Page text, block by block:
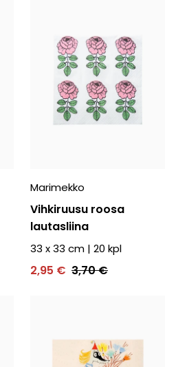
Marimekko
Vihkiruusu roosa
lautasliina
33 x 33 cm | 20 kpl
2,95 € 3,70 €